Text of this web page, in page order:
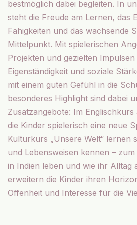
bestmöglich dabei begleiten. In
steht die Freude am Lernen, das
Fähigkeiten und das wachsende
Mittelpunkt. Mit spielerischen
Projekten und gezielten
Eigenständigkeit und soziale
mit einem guten Gefühl in die
besonderes Highlight sind dabei
Zusatzangebote: Im
die Kinder spielerisch eine neue
Kulturkurs „Unsere Welt“ lernen
und Lebensweisen kennen –
in Indien leben und wie ihr Alltag
erweitern die Kinder ihren
Offenheit und Interesse für die